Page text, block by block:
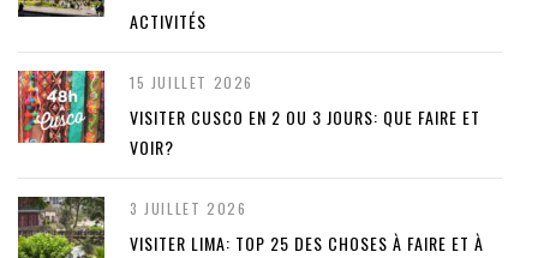
ACTIVITÉS
15 JUILLET 2026
VISITER CUSCO EN 2 OU 3 JOURS: QUE FAIRE ET
VOIR?
3 JUILLET 2026
VISITER LIMA: TOP 25 DES CHOSES À FAIRE ET À